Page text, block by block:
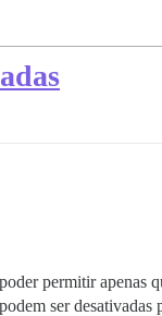
permitir apenas
ser desativadas